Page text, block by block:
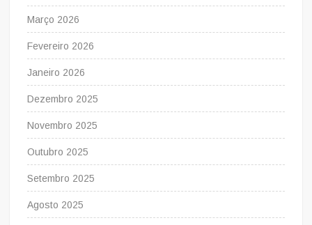
Março 2026
Fevereiro 2026
Janeiro 2026
Dezembro 2025
Novembro 2025
Outubro 2025
Setembro 2025
Agosto 2025